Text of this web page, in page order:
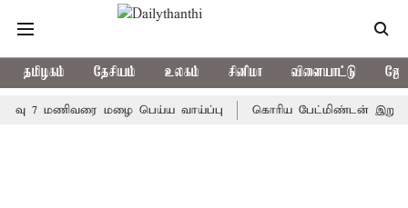
தமிழகம் தேசியம் உலகம் சினிமா விளையாட்டு
மணிவரை மழை பெய்ய வாய்ப்பு கொரிய பேட்மிண்டன் இறுதி